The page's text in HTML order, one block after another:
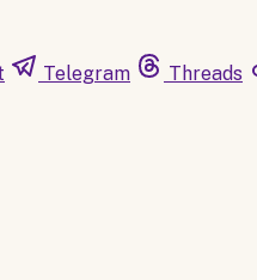
Telegram Threads